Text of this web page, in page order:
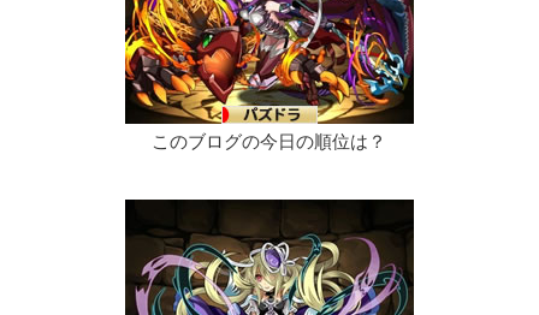
このブログの今日の順位は？